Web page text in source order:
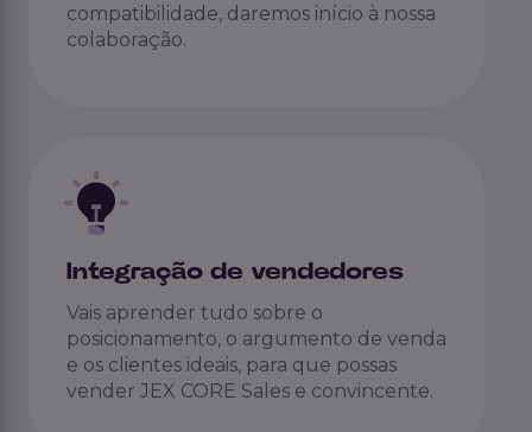
compatibilidade, daremos início à nossa
colaboração.
Integração de vendedores
Vais aprender tudo sobre o
posicionamento, o argumento de venda
e os clientes ideais, para que possas
vender JEX CORE Sales e convincente.